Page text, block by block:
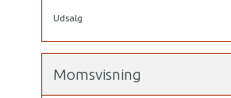
Udsalg
Momsvisning